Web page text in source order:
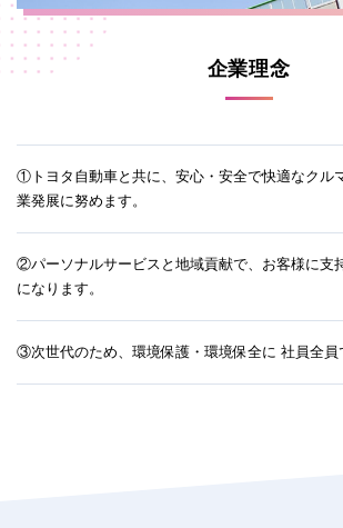
企業理念
①トヨタ自動車と共に、安心・安全で快適なクル
業発展に努めます。
②パーソナルサービスと地域貢献で、お客様に支
になります。
③次世代のため、環境保護・環境保全に 社員全員